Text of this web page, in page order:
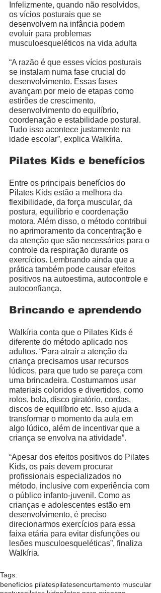
Infelizmente, quando não resolvidos,
os vícios posturais que se
desenvolvem na infância podem
evoluir para problemas
musculoesqueléticos na vida adulta
“A razão é que esses vícios posturais
se instalam numa fase crucial do
desenvolvimento. Essas fases
avançam por meio de etapas como
estirões de crescimento,
desenvolvimento do equilíbrio,
coordenação e estabilidade postural.
Tudo isso acontece justamente na
idade escolar”, explica Walkíria.
Pilates Kids e benefícios
Entre os principais benefícios do
Pilates Kids estão a melhora da
flexibilidade, da força muscular, da
postura, equilíbrio e coordenação
motora. Além disso, o método contribui
no aprimoramento da concentração e
da atenção que são necessários para o
controle da respiração durante os
exercícios. Lembrando ainda que a
prática também pode causar efeitos
positivos na autoestima, autocontrole e
autoconfiança.
Brincando e aprendendo
Walkíria conta que o Pilates Kids é
diferente do método aplicado nos
adultos. “Para atrair a atenção da
criança precisamos usar recursos
lúdicos, para que tudo se pareça com
uma brincadeira. Costumamos usar
materiais coloridos e divertidos, como
rolos, bola, disco giratório, cordas,
discos de equilíbrio etc. Isso ajuda a
transformar o momento da aula em
algo lúdico, além de incentivar que a
criança se envolva na atividade”.
“Apesar dos efeitos positivos do Pilates
Kids, os pais devem procurar
profissionais especializados no
método, inclusive com experiência com
o público infanto-juvenil. Como as
crianças e adolescentes estão em
desenvolvimento, é preciso
direcionarmos exercícios para essa
faixa etária para evitar disfunções ou
lesões musculoesqueléticas”, finaliza
Walkíria.
Tags:
benefícios pilatespilatesencurtamento muscular